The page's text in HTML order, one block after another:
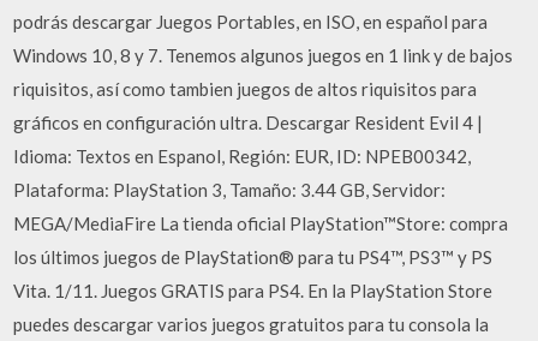
podrás descargar Juegos Portables, en ISO, en español para
Windows 10, 8 y 7. Tenemos algunos juegos en 1 link y de bajos
riquisitos, así como tambien juegos de altos riquisitos para
gráficos en configuración ultra. Descargar Resident Evil 4 |
Idioma: Textos en Espanol, Región: EUR, ID: NPEB00342,
Plataforma: PlayStation 3, Tamaño: 3.44 GB, Servidor:
MEGA/MediaFire La tienda oficial PlayStation™Store: compra
los últimos juegos de PlayStation® para tu PS4™, PS3™ y PS
Vita. 1/11. Juegos GRATIS para PS4. En la PlayStation Store
puedes descargar varios juegos gratuitos para tu consola la